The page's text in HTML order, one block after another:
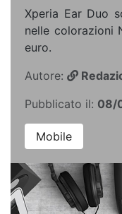
Xperia Ear Duo
nelle colorazioni
euro.
Autore:
Pubblicato il: 08/
Mobile